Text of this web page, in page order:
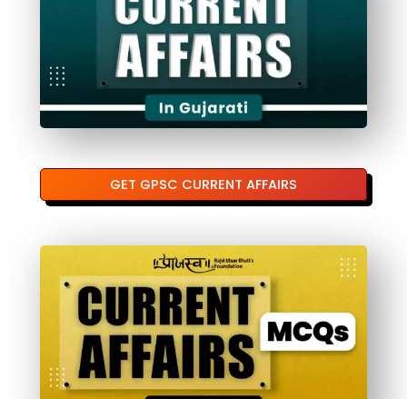
GET GPSC CURRENT AFFAIRS